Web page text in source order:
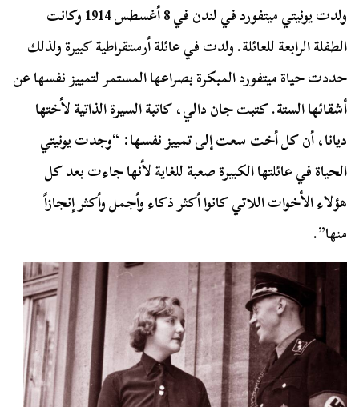
ولدت يونيتي ميتفورد في لندن في 8 أغسطس 1914 وكانت
الطفلة الرابعة للعائلة. ولدت في عائلة أرستقراطية كبيرة ولذلك
حددت حياة ميتفورد المبكرة بصراعها المستمر لتمييز نفسها عن
أشقائها الستة. كتبت جان دالي، كاتبة السيرة الذاتية لأختها
ديانا، أن كل أخت سعت إلى تمييز نفسها: “وجدت يونيتي
الحياة في عائلتها الكبيرة صعبة للغاية لأنها جاءت بعد كل
هؤلاء الأخوات اللاتي كانوا أكثر ذكاء وأجمل وأكثر إنجازاً
منها”.